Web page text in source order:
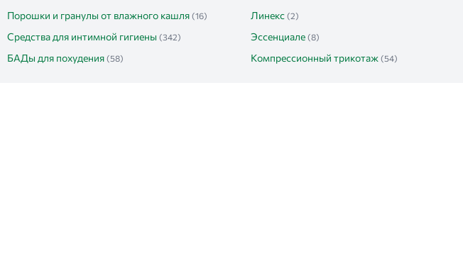
Порошки и гранулы от влажного кашля (16) Линекс (2)
Средства для интимной гигиены (342) Эссенциале (8)
БАДы для похудения (58) Компрессионный трикотаж (54)